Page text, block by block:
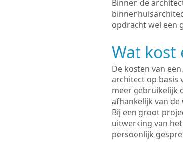
Binnen de
opdracht wel een
Wat kost
De kosten van
architect op basis
meer gebruikelijk
afhankelijk van de
Bij een groot
uitwerking van
persoonlijk